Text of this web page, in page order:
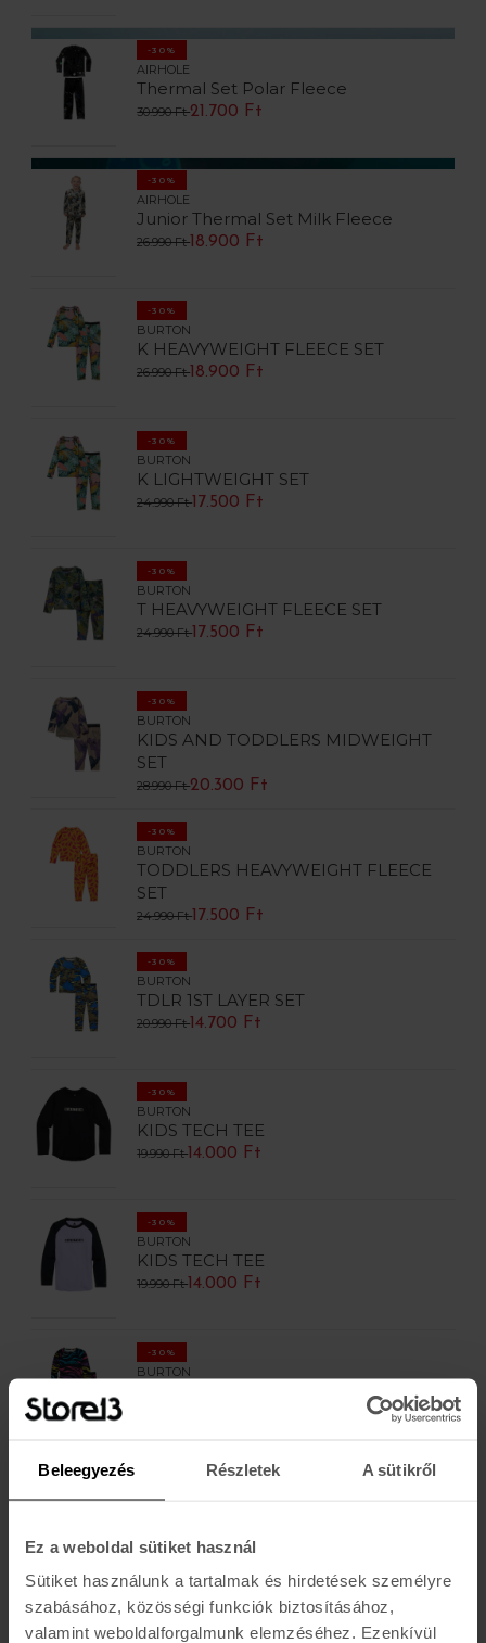
Beleegyezés Részletek A sütikről
Ez a weboldal sütiket használ
Sütiket használunk a tartalmak és hirdetések személyre
szabásához, közösségi funkciók biztosításához,
valamint weboldalforgalmunk elemzéséhez. Ezenkívül
-30%
AIRHOLE
Thermal Set Polar Fleece
30.990 Ft21.700 Ft
-30%
AIRHOLE
Junior Thermal Set Milk Fleece
26.990 Ft 18.900 Ft
-30%
BURTON
K HEAVYWEIGHT FLEECE SET
26.990 Ft 18.900 Ft
-30%
BURTON
K LIGHTWEIGHT SET
24.990 Ft 17.500 Ft
-30%
BURTON
T HEAVYWEIGHT FLEECE SET
24.990 Ft 17.500 Ft
-30%
BURTON
KIDS AND TODDLERS MIDWEIGHT
SET
28.990 Ft20.300 Ft
-30%
BURTON
TODDLERS HEAVYWEIGHT FLEECE
SET
24.990 Ft 17.500 Ft
-30%
BURTON
TDLR 1ST LAYER SET
20.990 Ft 14.700 Ft
-30%
BURTON
KIDS TECH TEE
19.990 Ft 14.000 Ft
-30%
BURTON
KIDS TECH TEE
19.990 Ft 14.000 Ft
-30%
BURTON
BURTON
26.990 Ft18.900 Ft
-30%
BURTON